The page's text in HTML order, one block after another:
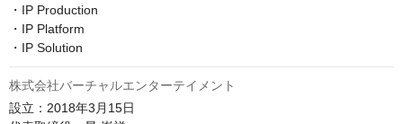
・IP Production
・IP Platform
株式会社バーチャルエンターテイメント
設立：2018年3月15日